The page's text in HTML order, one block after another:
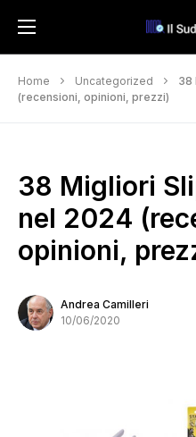
Home Uncategorized
38
(recensioni, opinioni, prezzi)
38 Migliori
nel 2024
opinioni,
Andrea Camilleri
10/06/2020